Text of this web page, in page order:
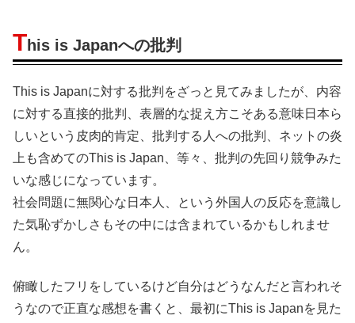
This is Japanへの批判
This is Japanに対する批判をざっと見てみましたが、内容
に対する直接的批判、表層的な捉え方こそある意味日本ら
しいという皮肉的肯定、批判する人への批判、ネットの炎
上も含めてのThis is Japan、等々、批判の先回り競争みた
いな感じになっています。
社会問題に無関心な日本人、という外国人の反応を意識し
た気恥ずかしさもその中には含まれているかもしれませ
ん。
俯瞰したフリをしているけど自分はどうなんだと言われそ
うなので正直な感想を書くと、最初にThis is Japanを見た